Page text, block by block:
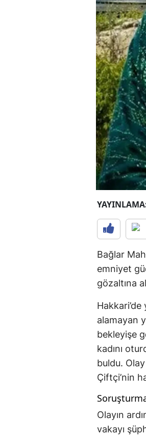
Bağlar
emniyet
gözaltına
alamayan
bekleyişe
kadını
buldu.
Çiftçi’nin
Olayın
vakayı